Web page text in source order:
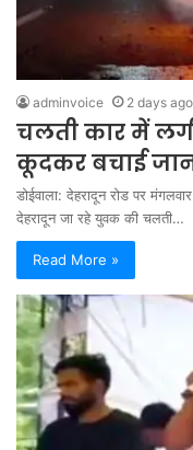
adminvoice 2 days ago
चलती कार में
कूदकर बचाई
डोईवाला: देहरादून रोड पर
देहरादून जा रहे युवक की चलती…
Read More »